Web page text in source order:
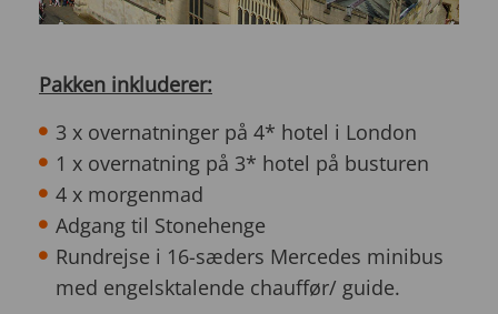
Pakken inkluderer:
3 x overnatninger på 4* hotel i London
1 x overnatning på 3* hotel på busturen
4 x morgenmad
Adgang til Stonehenge
Rundrejse i 16-sæders Mercedes minibus
med engelsktalende chauffør/ guide.